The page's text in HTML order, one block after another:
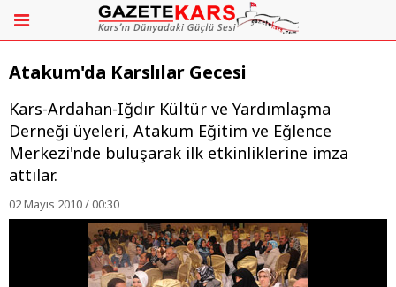
Atakum'da Karslılar Gecesi
Kars-Ardahan-Iğdır Kültür ve Yardımlaşma
Derneği üyeleri, Atakum Eğitim ve Eğlence
Merkezi'nde buluşarak ilk etkinliklerine imza
attılar.
02 Mayıs 2010 / 00:30